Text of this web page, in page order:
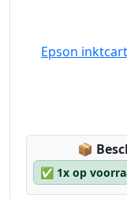
Epson
📦
✅ 1x op